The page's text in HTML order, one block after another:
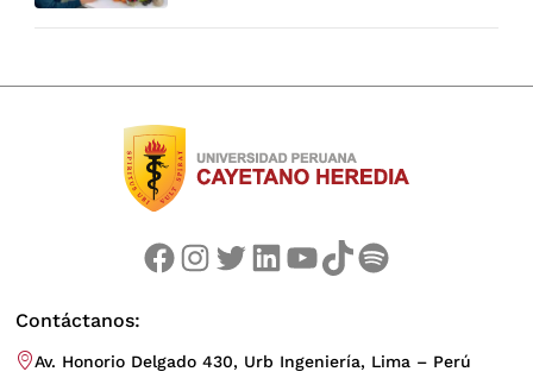
Facebook Instagram Twitter LinkedIn YouTube TikTok Spotify
Contáctanos:
Av. Honorio Delgado 430, Urb Ingeniería, Lima – Perú